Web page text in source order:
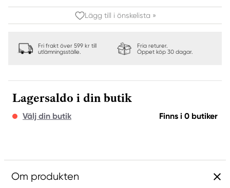
Lägg till i önskelista »
Fri frakt över 599 kr till
utlämningsställe.
Fria returer.
Öppet köp 30 dagar.
Lagersaldo i din butik
Välj din butik Finns i 0 butiker
Om produkten